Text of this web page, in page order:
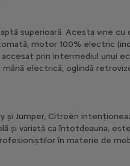
superioară. Acesta vine
motor 100% electric
prin intermediul unui
electrică, oglindă
și Jumper, Citroën
și variată ca întotdeauna,
în materie de